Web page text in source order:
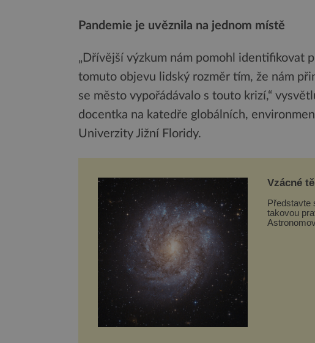
Pandemie je uvěznila na jednom místě
„Dřívější výzkum nám pomohl identifikovat
tomuto objevu lidský rozměr tím, že nám
se město vypořádávalo s touto krizí,“
docentka na katedře globálních,
Univerzity Jižní Floridy.
Vzácné
Představte
takovou